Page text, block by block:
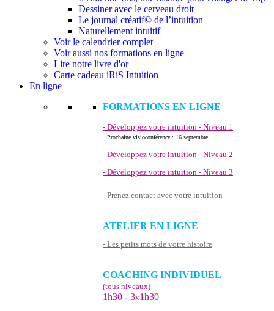
Dessiner avec le cerveau droit
Le journal créatif© de l’intuition
Naturellement intuitif
Voir le calendrier complet
Voir aussi nos formations en ligne
Lire notre livre d'or
Carte cadeau iRiS Intuition
En ligne
FORMATIONS EN LIGNE
- Développez votre intuition - Niveau 1
Prochaine visioconférence : 16 septembre
- Développez votre intuition - Niveau 2
- Développez votre intuition - Niveau 3
- Prenez contact avec votre intuition
ATELIER EN LIGNE
- Les petits mots de votre histoire
COACHING INDIVIDUEL
(tous niveaux)
1h30 - 3x1h30